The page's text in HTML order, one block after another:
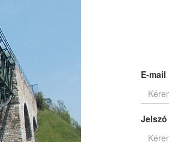
E-mail
Jelszó